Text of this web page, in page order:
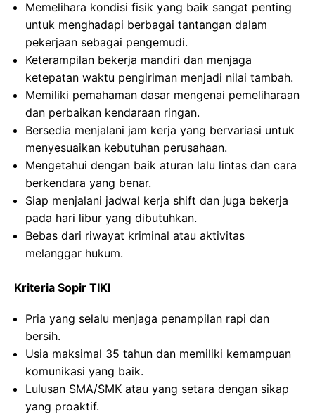
Memelihara kondisi fisik yang baik sangat penting
untuk menghadapi berbagai tantangan dalam
pekerjaan sebagai pengemudi.
Keterampilan bekerja mandiri dan menjaga
ketepatan waktu pengiriman menjadi nilai tambah.
Memiliki pemahaman dasar mengenai pemeliharaan
dan perbaikan kendaraan ringan.
Bersedia menjalani jam kerja yang bervariasi untuk
menyesuaikan kebutuhan perusahaan.
Mengetahui dengan baik aturan lalu lintas dan cara
berkendara yang benar.
Siap menjalani jadwal kerja shift dan juga bekerja
pada hari libur yang dibutuhkan.
Bebas dari riwayat kriminal atau aktivitas
melanggar hukum.
Kriteria Sopir TIKI
Pria yang selalu menjaga penampilan rapi dan
bersih.
Usia maksimal 35 tahun dan memiliki kemampuan
komunikasi yang baik.
Lulusan SMA/SMK atau yang setara dengan sikap
yang proaktif.